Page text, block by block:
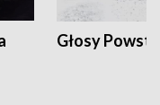
Głosy